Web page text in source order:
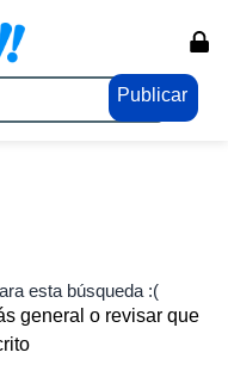
Publicar
esta búsqueda :(
general o revisar que